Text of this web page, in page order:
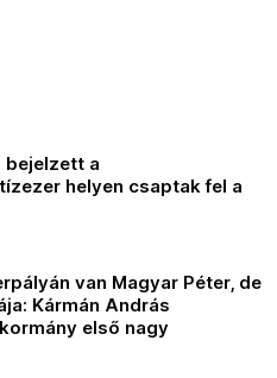
bejelzett a
helyen csaptak fel a
van Magyar Péter, de
Kármán András
első nagy